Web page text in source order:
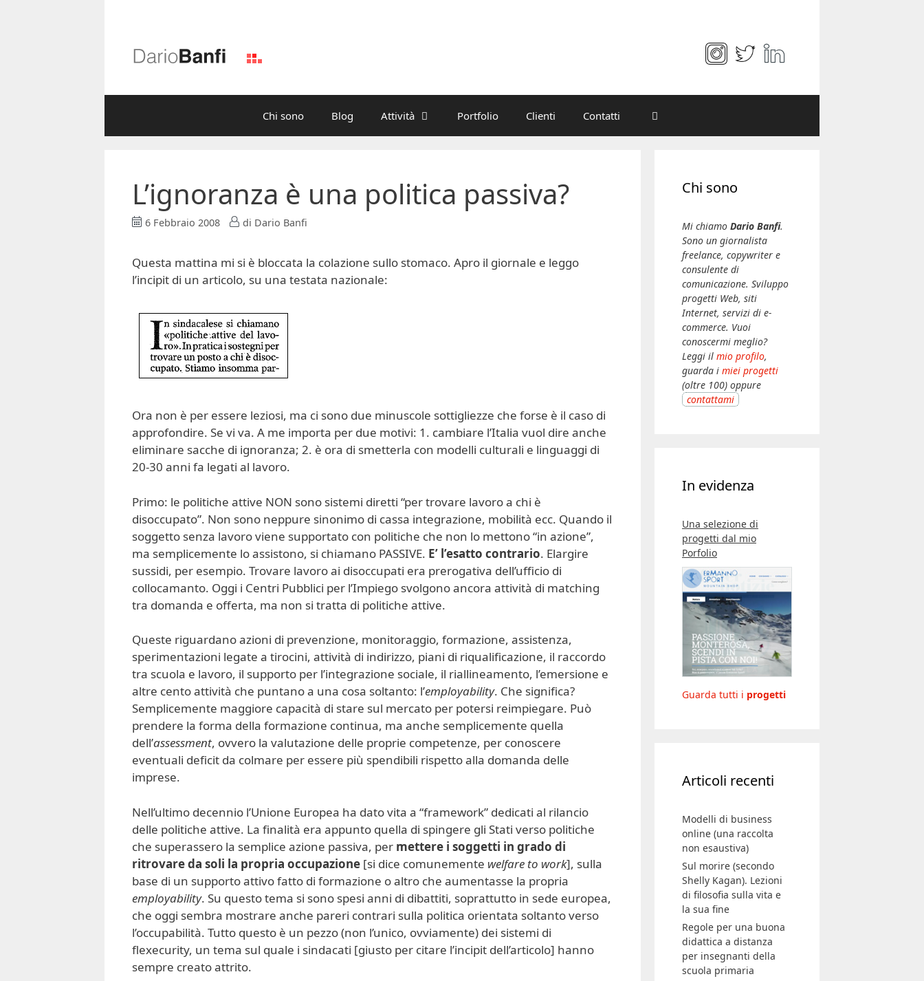
Chi sono Blog Attività Portfolio Clienti Contatti
L’ignoranza è una politica passiva?
6 Febbraio 2008 di Dario Banfi
Questa mattina mi si è bloccata la colazione sullo stomaco. Apro il giornale e leggo
l’incipit di un articolo, su una testata nazionale:
Ora non è per essere leziosi, ma ci sono due minuscole sottigliezze che forse è il caso di
approfondire. Se vi va. A me importa per due motivi: 1. cambiare l’Italia vuol dire anche
eliminare sacche di ignoranza; 2. è ora di smetterla con modelli culturali e linguaggi di
20-30 anni fa legati al lavoro.
Primo: le politiche attive NON sono sistemi diretti “per trovare lavoro a chi è
disoccupato”. Non sono neppure sinonimo di cassa integrazione, mobilità ecc. Quando il
soggetto senza lavoro viene supportato con politiche che non lo mettono “in azione”,
ma semplicemente lo assistono, si chiamano PASSIVE. E’ l’esatto contrario. Elargire
sussidi, per esempio. Trovare lavoro ai disoccupati era prerogativa dell’ufficio di
collocamanto. Oggi i Centri Pubblici per l’Impiego svolgono ancora attività di matching
tra domanda e offerta, ma non si tratta di politiche attive.
Queste riguardano azioni di prevenzione, monitoraggio, formazione, assistenza,
sperimentazioni legate a tirocini, attività di indirizzo, piani di riqualificazione, il raccordo
tra scuola e lavoro, il supporto per l’integrazione sociale, il riallineamento, l’emersione e
altre cento attività che puntano a una cosa soltanto: l’employability. Che significa?
Semplicemente maggiore capacità di stare sul mercato per potersi reimpiegare. Può
prendere la forma della formazione continua, ma anche semplicemente quella
dell’assessment, ovvero la valutazione delle proprie competenze, per conoscere
eventuali deficit da colmare per essere più spendibili rispetto alla domanda delle
imprese.
Nell’ultimo decennio l’Unione Europea ha dato vita a “framework” dedicati al rilancio
delle politiche attive. La finalità era appunto quella di spingere gli Stati verso politiche
che superassero la semplice azione passiva, per mettere i soggetti in grado di
ritrovare da soli la propria occupazione [si dice comunemente welfare to work], sulla
base di un supporto attivo fatto di formazione o altro che aumentasse la propria
employability. Su questo tema si sono spesi anni di dibattiti, soprattutto in sede europea,
che oggi sembra mostrare anche pareri contrari sulla politica orientata soltanto verso
l’occupabilità. Tutto questo è un pezzo (non l’unico, ovviamente) dei sistemi di
flexecurity, un tema sul quale i sindacati [giusto per citare l’incipit dell’articolo] hanno
sempre creato attrito.
Chi sono
Mi chiamo Dario Banfi.
Sono un giornalista
freelance, copywriter e
consulente di
comunicazione. Sviluppo
progetti Web, siti
Internet, servizi di e-
commerce. Vuoi
conoscermi meglio?
Leggi il mio profilo,
guarda i miei progetti
(oltre 100) oppure
contattami
In evidenza
Una selezione di
progetti dal mio
Porfolio
Guarda tutti i progetti
Articoli recenti
Modelli di business
online (una raccolta
non esaustiva)
Sul morire (secondo
Shelly Kagan). Lezioni
di filosofia sulla vita e
la sua fine
Regole per una buona
didattica a distanza
per insegnanti della
scuola primaria